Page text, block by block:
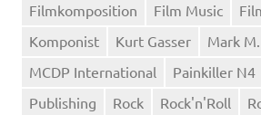
Filmkomposition
Film Music
Komponist
Kurt Gasser Mark
MCDP International
Painkiller N4
Publishing
Rock Rock'n'Roll